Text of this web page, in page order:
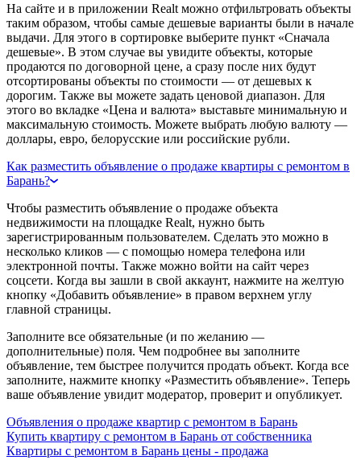
На сайте и в приложении Realt можно отфильтровать объекты
таким образом, чтобы самые дешевые варианты были в начале
выдачи. Для этого в сортировке выберите пункт «Сначала
дешевые». В этом случае вы увидите объекты, которые
продаются по договорной цене, а сразу после них будут
отсортированы объекты по стоимости — от дешевых к
дорогим. Также вы можете задать ценовой диапазон. Для
этого во вкладке «Цена и валюта» выставьте минимальную и
максимальную стоимость. Можете выбрать любую валюту —
доллары, евро, белорусские или российские рубли.
Как разместить объявление о продаже квартиры с ремонтом в
Барань?
Чтобы разместить объявление о продаже объекта
недвижимости на площадке Realt, нужно быть
зарегистрированным пользователем. Сделать это можно в
несколько кликов — с помощью номера телефона или
электронной почты. Также можно войти на сайт через
соцсети. Когда вы зашли в свой аккаунт, нажмите на желтую
кнопку «Добавить объявление» в правом верхнем углу
главной страницы.
Заполните все обязательные (и по желанию —
дополнительные) поля. Чем подробнее вы заполните
объявление, тем быстрее получится продать объект. Когда все
заполните, нажмите кнопку «Разместить объявление». Теперь
ваше объявление увидит модератор, проверит и опубликует.
Объявления о продаже квартир с ремонтом в Барань
Купить квартиру с ремонтом в Барань от собственника
Квартиры с ремонтом в Барань цены - продажа